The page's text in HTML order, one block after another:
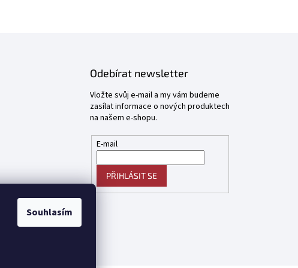
Souhlasím
Odebírat newsletter
Vložte svůj e-mail a my vám budeme
zasílat informace o nových produktech
na našem e-shopu.
E-mail
PŘIHLÁSIT SE